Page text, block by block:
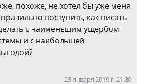
похоже, не хотел бы уже меня
поступить, как писать
с наименьшим ущербом
и с наибольшей
23 января 2019 г. 21:30